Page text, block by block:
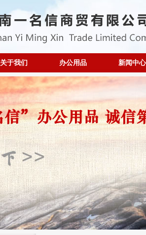
关于我们 办公用品 新闻中心